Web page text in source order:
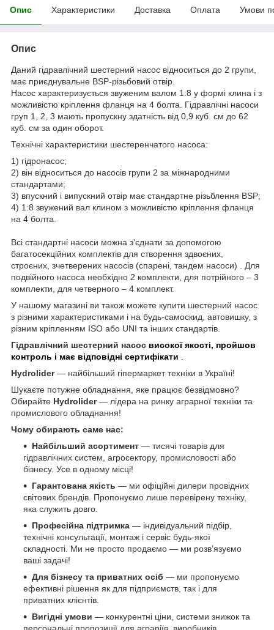
Опис Характеристики Доставка Оплата Умови
Опис
Даний гідравлічний шестерний насос відноситься до 2 групи,
має приєднувальне BSP-різьбовий отвір.
Насос характеризується звуженим валом 1:8 у формі клина і з
можливістю кріплення фланця на 4 болта. Гідравлічні насоси
груп 1, 2, 3 мають пропускну здатність від 0,9 куб. см до 62
куб. см за один оборот.
Технічні характеристики шестеренчатого насоса:
1) гідронасос;
2) він відноситься до насосів групи 2 за міжнародними
стандартами;
3) впускний і випускний отвір має стандартне різьблення BSP;
4) 1:8 звужений вал клином з можливістю кріплення фланця
на 4 болта.
Всі стандартні насоси можна з'єднати за допомогою
багатосекційних комплектів для створення здвоєних,
строєних, зчетверених насосів (спарені, тандем насоси) . Для
подвійного насоса необхідно 2 комплекти, для потрійного – 3
комплекти, для четверного – 4 комплект.
У нашому магазині ви також можете купити шестерний насос
з різними характеристиками і на будь-самоскид, автовишку, з
різним кріпленням ISO або UNI та інших стандартів.
Гідравлічний шестерний насос високої якості, пройшов
контроль і має відповідні сертифікати
Hydrolider— найбільший гіпермаркет техніки в Україні!
Шукаєте потужне обладнання, яке працює безвідмовно?
Обирайте Hydrolider— лідера на ринку аграрної техніки та
промислового обладнання!
Чому обирають саме нас:
Найбільший асортимент — тисячі товарів для
гідравлічних систем, агросектору, промисловості або
бізнесу. Усе в одному місці!
Гарантована якість — ми офіційні дилери провідних
світових брендів. Пропонуємо лише перевірену техніку,
яка служить довго.
Професійна підтримка — індивідуальний підбір,
технічні консультації, монтаж і сервіс будь-якої
складності. Ми не просто продаємо — ми розв’язуємо
ваші задачі!
Для бізнесу та приватних осіб — ми пропонуємо
ефективні рішення як для підприємств, так і для
приватних клієнтів.
Вигідні умови — конкурентні ціни, системи знижок та
персональні пропозиції для аграріїв, виробників,